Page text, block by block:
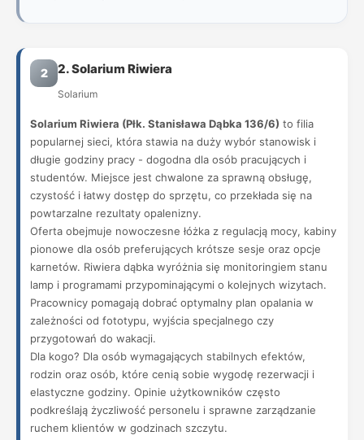
2 2. Solarium Riwiera
Solarium
Solarium Riwiera (Płk. Stanisława Dąbka 136/6) to filia
popularnej sieci, która stawia na duży wybór stanowisk i
długie godziny pracy - dogodna dla osób pracujących i
studentów. Miejsce jest chwalone za sprawną obsługę,
czystość i łatwy dostęp do sprzętu, co przekłada się na
powtarzalne rezultaty opalenizny.
Oferta obejmuje nowoczesne łóżka z regulacją mocy, kabiny
pionowe dla osób preferujących krótsze sesje oraz opcje
karnetów. Riwiera dąbka wyróżnia się monitoringiem stanu
lamp i programami przypominającymi o kolejnych wizytach.
Pracownicy pomagają dobrać optymalny plan opalania w
zależności od fototypu, wyjścia specjalnego czy
przygotowań do wakacji.
Dla kogo? Dla osób wymagających stabilnych efektów,
rodzin oraz osób, które cenią sobie wygodę rezerwacji i
elastyczne godziny. Opinie użytkowników często
podkreślają życzliwość personelu i sprawne zarządzanie
ruchem klientów w godzinach szczytu.